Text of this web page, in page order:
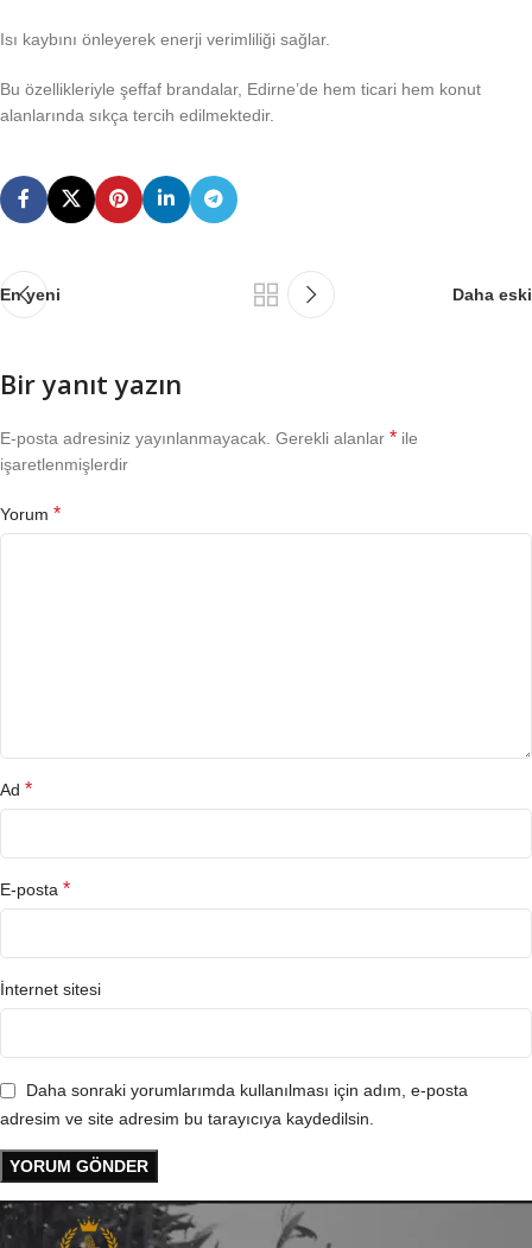
Isı kaybını önleyerek enerji verimliliği sağlar.
Bu özellikleriyle şeffaf brandalar, Edirne’de hem ticari hem konut
alanlarında sıkça tercih edilmektedir.
En yeni Daha eski
Bir yanıt yazın
E-posta adresiniz yayınlanmayacak. Gerekli alanlar * ile
işaretlenmişlerdir
Yorum *
Ad *
E-posta *
İnternet sitesi
Daha sonraki yorumlarımda kullanılması için adım, e-posta
adresim ve site adresim bu tarayıcıya kaydedilsin.